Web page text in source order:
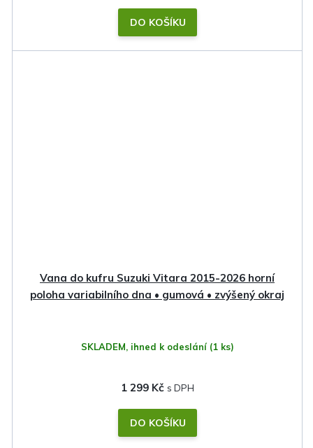
DO KOŠÍKU
Vana do kufru Suzuki Vitara 2015-2026 horní
poloha variabilního dna • gumová • zvýšený okraj
SKLADEM, ihned k odeslání (1 ks)
1 299 Kč
DO KOŠÍKU